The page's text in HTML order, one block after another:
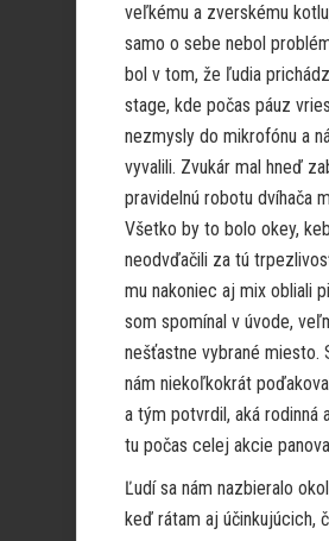
veľkému a zverskému
samo o sebe nebol
bol v tom, že ľudia
stage, kde počas páuz
nezmysly do mikrofónu a
vyvalili. Zvukár mal hneď
pravidelnú robotu dvíhača
Všetko by to bolo okey,
neodvďačili za tú
mu nakoniec aj mix obliali
som spomínal v úvode,
nešťastne vybrané miesto.
nám niekoľkokrát
a tým potvrdil, aká rodinná
tu počas celej akcie
Ľudí sa nám nazbieralo
keď rátam aj účinkujúcich,